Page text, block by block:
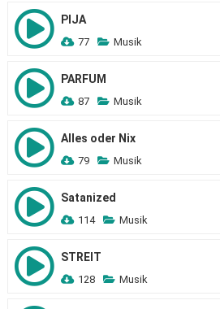
PIJA
77 Musik
PARFUM
87 Musik
Alles oder Nix
79 Musik
Satanized
114 Musik
STREIT
128 Musik